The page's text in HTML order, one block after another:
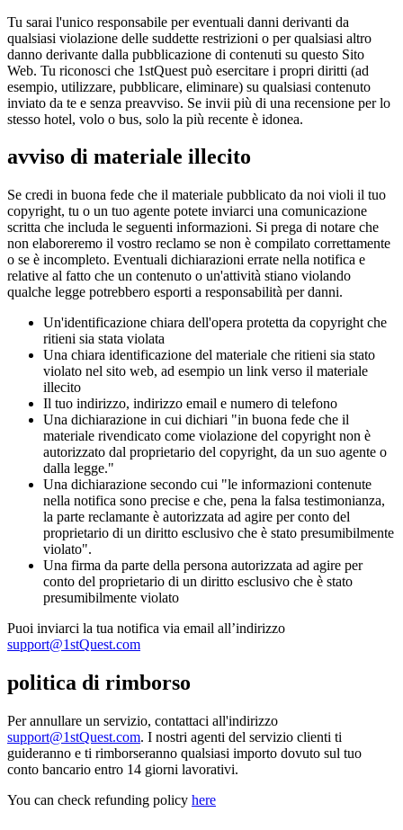
Tu sarai l'unico responsabile per eventuali danni derivanti da
qualsiasi violazione delle suddette restrizioni o per qualsiasi altro
danno derivante dalla pubblicazione di contenuti su questo Sito
Web. Tu riconosci che 1stQuest può esercitare i propri diritti (ad
esempio, utilizzare, pubblicare, eliminare) su qualsiasi contenuto
inviato da te e senza preavviso. Se invii più di una recensione per lo
stesso hotel, volo o bus, solo la più recente è idonea.
avviso di materiale illecito
Se credi in buona fede che il materiale pubblicato da noi violi il tuo
copyright, tu o un tuo agente potete inviarci una comunicazione
scritta che includa le seguenti informazioni. Si prega di notare che
non elaboreremo il vostro reclamo se non è compilato correttamente
o se è incompleto. Eventuali dichiarazioni errate nella notifica e
relative al fatto che un contenuto o un'attività stiano violando
qualche legge potrebbero esporti a responsabilità per danni.
Un'identificazione chiara dell'opera protetta da copyright che
ritieni sia stata violata
Una chiara identificazione del materiale che ritieni sia stato
violato nel sito web, ad esempio un link verso il materiale
illecito
Il tuo indirizzo, indirizzo email e numero di telefono
Una dichiarazione in cui dichiari "in buona fede che il
materiale rivendicato come violazione del copyright non è
autorizzato dal proprietario del copyright, da un suo agente o
dalla legge."
Una dichiarazione secondo cui "le informazioni contenute
nella notifica sono precise e che, pena la falsa testimonianza,
la parte reclamante è autorizzata ad agire per conto del
proprietario di un diritto esclusivo che è stato presumibilmente
violato".
Una firma da parte della persona autorizzata ad agire per
conto del proprietario di un diritto esclusivo che è stato
presumibilmente violato
Puoi inviarci la tua notifica via email all’indirizzo
support@1stQuest.com
politica di rimborso
Per annullare un servizio, contattaci all'indirizzo
support@1stQuest.com. I nostri agenti del servizio clienti ti
guideranno e ti rimborseranno qualsiasi importo dovuto sul tuo
conto bancario entro 14 giorni lavorativi.
You can check refunding policy here